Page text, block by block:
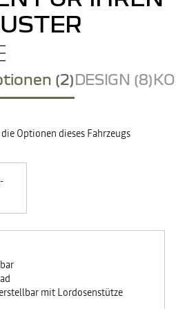
(2)DESIGN (8)
Optionen dieses Fahrzeugs
mit Lordosenstütze